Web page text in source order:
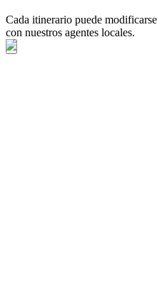
Cada itinerario puede
con nuestros agentes locales.